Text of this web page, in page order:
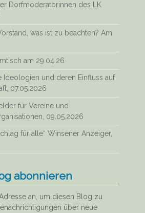
Dorfmoderatorinnen des LK
was ist zu beachten? Am
am 29.04.26
Ideologien und deren Einfluss auf
07.05.2026
für Vereine und
09.05.2026
für alle“ Winsener Anzeiger,
abonnieren
an, um diesen Blog zu
über neue